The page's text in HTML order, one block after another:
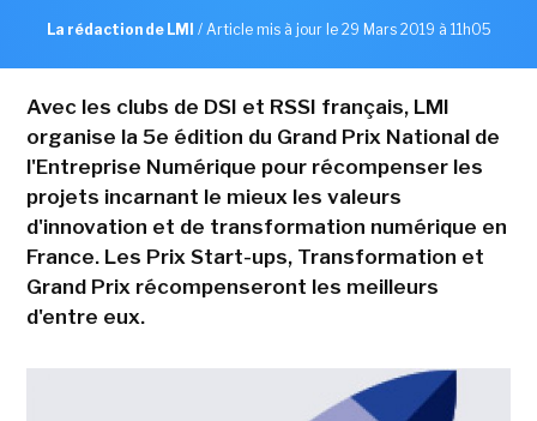
La rédaction de LMI / Article mis à jour le 29 Mars 2019 à 11h05
Avec les clubs de DSI et RSSI français, LMI
organise la 5e édition du Grand Prix National de
l'Entreprise Numérique pour récompenser les
projets incarnant le mieux les valeurs
d'innovation et de transformation numérique en
France. Les Prix Start-ups, Transformation et
Grand Prix récompenseront les meilleurs
d'entre eux.